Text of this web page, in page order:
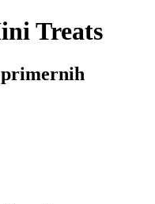
Treats
primernih